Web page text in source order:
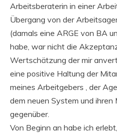
Arbeitsberaterin in einer
Übergang von der
(damals eine ARGE von BA
habe, war nicht die
Wertschätzung der mir
eine positive Haltung der
meines Arbeitgebers , der
dem neuen System und ihren
gegenüber.
Von Beginn an habe ich